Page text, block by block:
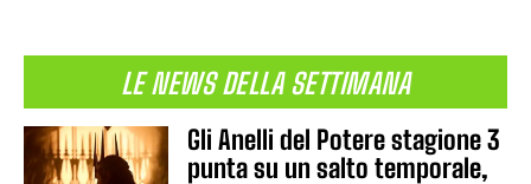
LE NEWS DELLA SETTIMANA
Gli Anelli del Potere stagione 3
punta su un salto temporale,